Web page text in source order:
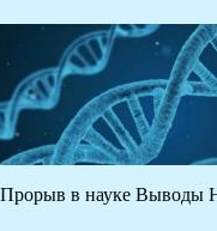
Прорыв в науке